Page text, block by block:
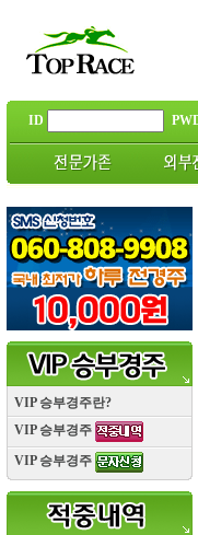
ID
VIP 승부경주란?
VIP 승부경주
VIP 승부경주